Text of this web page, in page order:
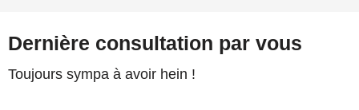
Dernière consultation par vous
Toujours sympa à avoir hein !